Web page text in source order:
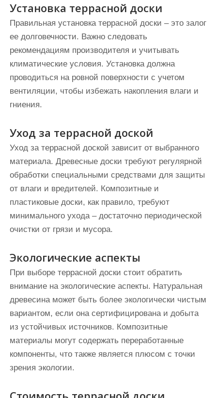
Установка террасной доски
Правильная установка террасной доски – это залог
ее долговечности. Важно следовать
рекомендациям производителя и учитывать
климатические условия. Установка должна
проводиться на ровной поверхности с учетом
вентиляции, чтобы избежать накопления влаги и
гниения.
Уход за террасной доской
Уход за террасной доской зависит от выбранного
материала. Древесные доски требуют регулярной
обработки специальными средствами для защиты
от влаги и вредителей. Композитные и
пластиковые доски, как правило, требуют
минимального ухода – достаточно периодической
очистки от грязи и мусора.
Экологические аспекты
При выборе террасной доски стоит обратить
внимание на экологические аспекты. Натуральная
древесина может быть более экологически чистым
вариантом, если она сертифицирована и добыта
из устойчивых источников. Композитные
материалы могут содержать переработанные
компоненты, что также является плюсом с точки
зрения экологии.